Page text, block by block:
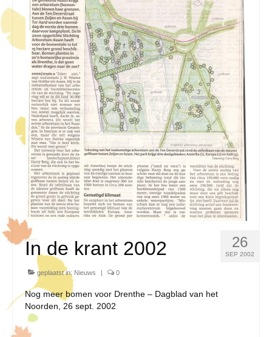
26
SEP 2002
In de krant 2002
geplaatst in: Nieuws | 0
Nog meer bomen voor Drenthe – Dagblad van het
Noorden, 26 sept. 2002